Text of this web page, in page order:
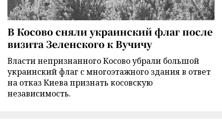
В Косово сняли украинский флаг после
визита Зеленского к Вучичу
Власти непризнанного Косово убрали большой
украинский флаг с многоэтажного здания в ответ
на отказ Киева признать косовскую
независимость.